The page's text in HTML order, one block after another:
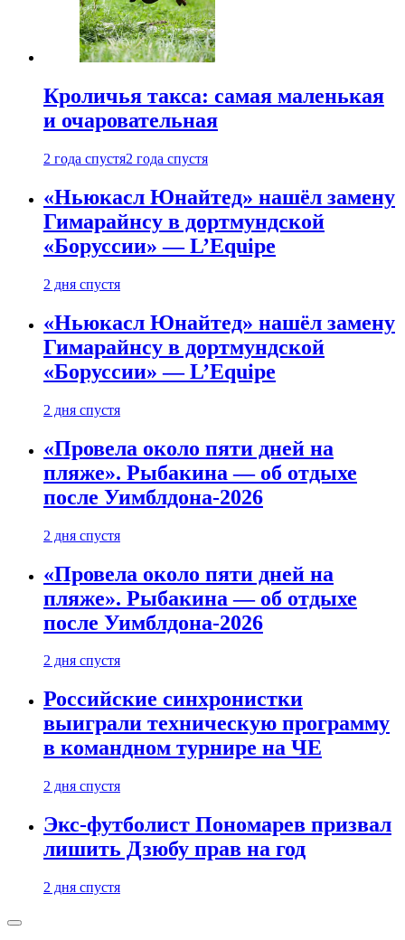
Кроличья такса: самая маленькая
и очаровательная
2 года спустя2 года спустя
«Ньюкасл Юнайтед» нашёл замену
Гимарайнсу в дортмундской
«Боруссии» — L’Equipe
2 дня спустя
«Ньюкасл Юнайтед» нашёл замену
Гимарайнсу в дортмундской
«Боруссии» — L’Equipe
2 дня спустя
«Провела около пяти дней на
пляже». Рыбакина — об отдыхе
после Уимблдона-2026
2 дня спустя
«Провела около пяти дней на
пляже». Рыбакина — об отдыхе
после Уимблдона-2026
2 дня спустя
Российские синхронистки
выиграли техническую программу
в командном турнире на ЧЕ
2 дня спустя
Экс-футболист Пономарев призвал
лишить Дзюбу прав на год
2 дня спустя